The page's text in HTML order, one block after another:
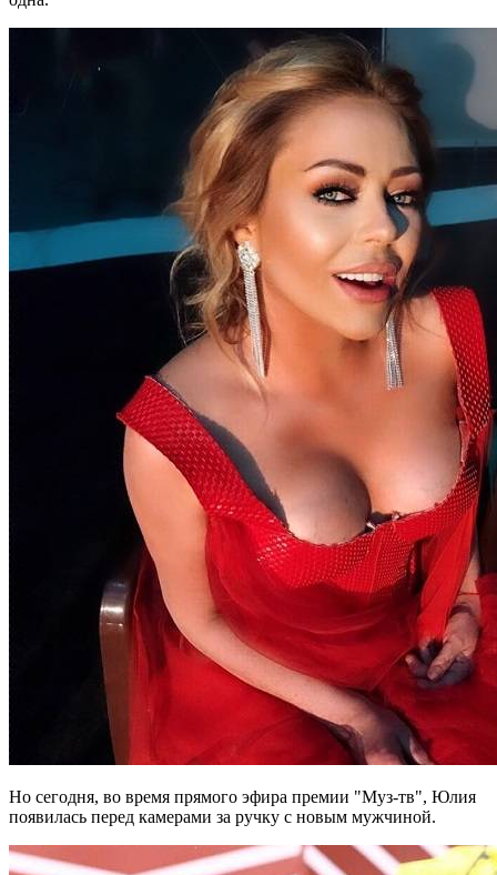
Но сегодня, во время прямого эфира премии "Муз-тв", Юлия
появилась перед камерами за ручку с новым мужчиной.